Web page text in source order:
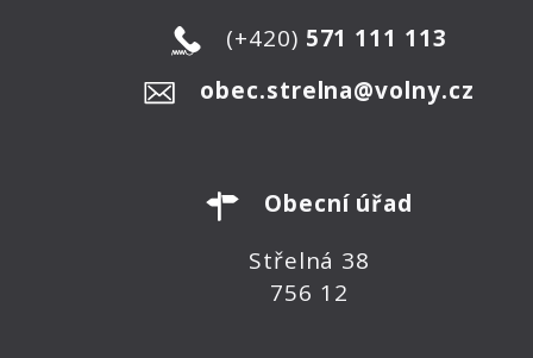
(+420) 571 111 113
obec.strelna@volny.cz
Obecní úřad
Střelná 38
756 12